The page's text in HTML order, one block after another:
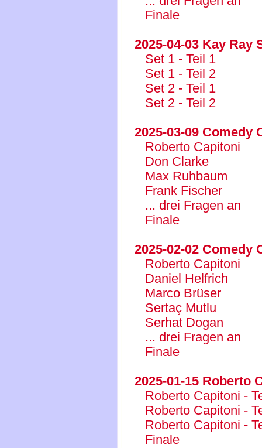
Finale
2025-04-03 Kay Ray
Set 1 - Teil 1
Set 1 - Teil 2
Set 2 - Teil 1
Set 2 - Teil 2
2025-03-09 Comedy
Roberto Capitoni
Don Clarke
Max Ruhbaum
Frank Fischer
... drei Fragen an
Finale
2025-02-02 Comedy
Roberto Capitoni
Daniel Helfrich
Marco Brüser
Sertaç Mutlu
Serhat Dogan
... drei Fragen an
Finale
2025-01-15 Roberto
Roberto Capitoni -
Roberto Capitoni -
Roberto Capitoni -
Finale